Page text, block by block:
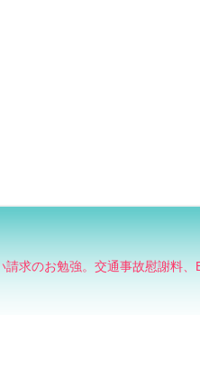
請求のお勉強。交通事故慰謝料